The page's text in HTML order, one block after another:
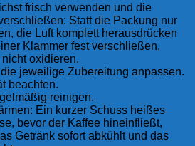
frisch verwenden und die
Statt die Packung nur
die Luft komplett herausdrücken
Klammer fest verschließen,
oxidieren.
jeweilige Zubereitung anpassen.
beachten.
reinigen.
Ein kurzer Schuss heißes
bevor der Kaffee hineinfließt,
Getränk sofort abkühlt und das